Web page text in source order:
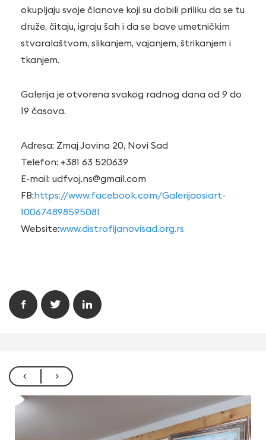
okupljaju svoje članove koji su dobili priliku da se tu
druže, čitaju, igraju šah i da se bave umetničkim
stvaralaštvom, slikanjem, vajanjem, štrikanjem i
tkanjem.
Galerija je otvorena svakog radnog dana od 9 do
19 časova.
Adresa: Zmaj Jovina 20, Novi Sad
Telefon: +381 63 520639
E-mail: udfvoj.ns@gmail.com
FB:https://www.facebook.com/Galerijaosiart-
100674898595081
Website:www.distrofijanovisad.org.rs